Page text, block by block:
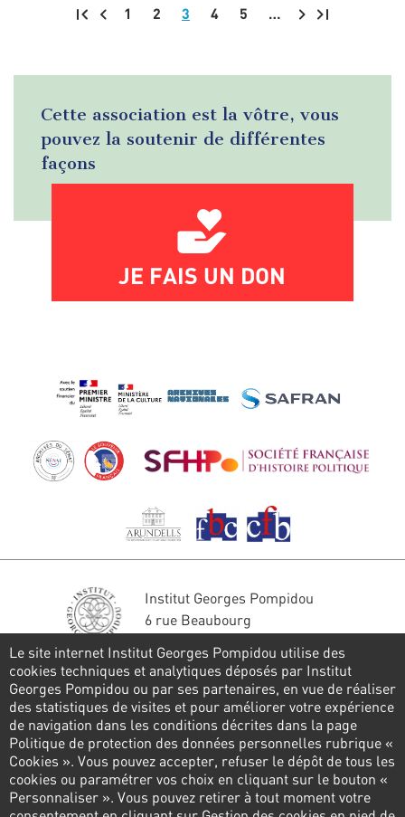
1 2 3 4 5 …
Cette association est la vôtre, vous
pouvez la soutenir de différentes
façons
JE FAIS UN DON
Institut Georges Pompidou
6 rue Beaubourg
Tél. : 01 44 78 41 22
Restons en contact
FORMULAIRE DE CONTACT
Suivez-nous
Le site internet Institut Georges Pompidou utilise des
cookies techniques et analytiques déposés par Institut
Georges Pompidou ou par ses partenaires, en vue de réaliser
des statistiques de visites et pour améliorer votre expérience
de navigation dans les conditions décrites dans la page
Politique de protection des données personnelles rubrique «
Cookies ». Vous pouvez accepter, refuser le dépôt de tous les
cookies ou paramétrer vos choix en cliquant sur le bouton «
Personnaliser ». Vous pouvez retirer à tout moment votre